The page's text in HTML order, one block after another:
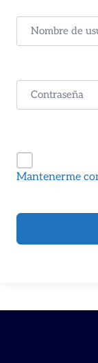
Mantenerme